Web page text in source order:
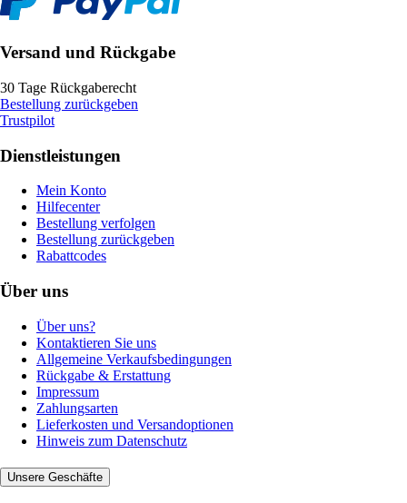
Versand und Rückgabe
30 Tage Rückgaberecht
Bestellung zurückgeben
Trustpilot
Dienstleistungen
Mein Konto
Hilfecenter
Bestellung verfolgen
Bestellung zurückgeben
Rabattcodes
Über uns
Über uns?
Kontaktieren Sie uns
Allgemeine Verkaufsbedingungen
Rückgabe & Erstattung
Impressum
Zahlungsarten
Lieferkosten und Versandoptionen
Hinweis zum Datenschutz
Unsere Geschäfte